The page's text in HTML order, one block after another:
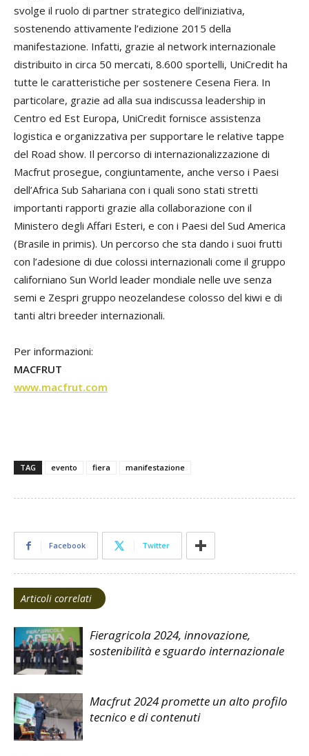
svolge il ruolo di partner strategico dell’iniziativa,
sostenendo attivamente l’edizione 2015 della
manifestazione. Infatti, grazie al network internazionale
distribuito in circa 50 mercati, 8.600 sportelli, UniCredit ha
tutte le caratteristiche per sostenere Cesena Fiera. In
particolare, grazie ad alla sua indiscussa leadership in
Centro ed Est Europa, UniCredit fornisce assistenza
logistica e organizzativa per supportare le relative tappe
del Road show. Il percorso di internazionalizzazione di
Macfrut prosegue, congiuntamente, anche verso i Paesi
dell’Africa Sub Sahariana con i quali sono stati stretti
importanti rapporti grazie alla collaborazione con il
Ministero degli Affari Esteri, e con i Paesi del Sud America
(Brasile in primis). Un percorso che sta dando i suoi frutti
con l’adesione di due colossi internazionali come il gruppo
californiano Sun World leader mondiale nelle uve senza
semi e Zespri gruppo neozelandese colosso del kiwi e di
tanti altri breeder internazionali.
Per informazioni:
MACFRUT
www.macfrut.com
TAG evento fiera manifestazione
Facebook Twitter
Articoli correlati
Fieragricola 2024, innovazione,
sostenibilità e sguardo internazionale
Macfrut 2024 promette un alto profilo
tecnico e di contenuti